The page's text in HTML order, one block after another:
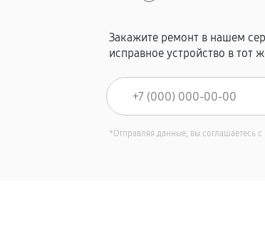
Закажите ремонт в нашем
исправное устройство в тот
*Отправляя данные, вы соглашаетесь с